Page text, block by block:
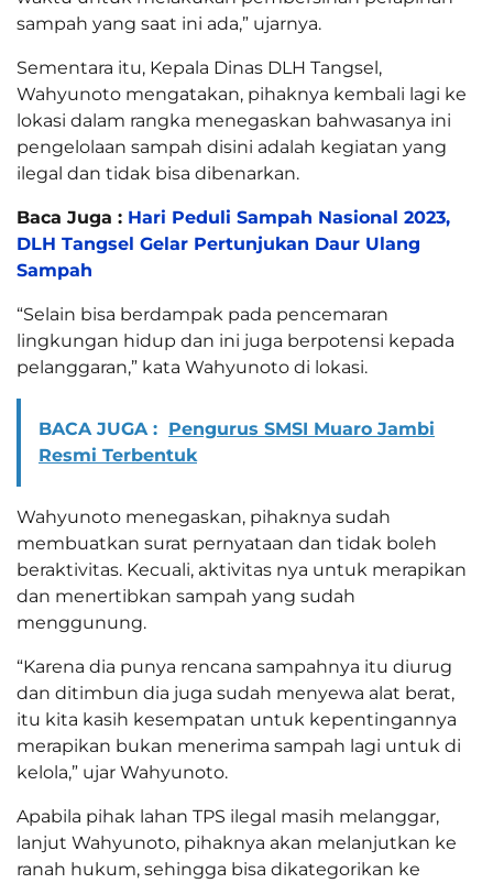
sampah yang saat ini ada,” ujarnya.
Sementara itu, Kepala Dinas DLH Tangsel,
Wahyunoto mengatakan, pihaknya kembali lagi ke
lokasi dalam rangka menegaskan bahwasanya ini
pengelolaan sampah disini adalah kegiatan yang
ilegal dan tidak bisa dibenarkan.
Baca Juga : Hari Peduli Sampah Nasional 2023,
DLH Tangsel Gelar Pertunjukan Daur Ulang
Sampah
“Selain bisa berdampak pada pencemaran
lingkungan hidup dan ini juga berpotensi kepada
pelanggaran,” kata Wahyunoto di lokasi.
BACA JUGA : Pengurus SMSI Muaro Jambi
Resmi Terbentuk
Wahyunoto menegaskan, pihaknya sudah
membuatkan surat pernyataan dan tidak boleh
beraktivitas. Kecuali, aktivitas nya untuk merapikan
dan menertibkan sampah yang sudah
menggunung.
“Karena dia punya rencana sampahnya itu diurug
dan ditimbun dia juga sudah menyewa alat berat,
itu kita kasih kesempatan untuk kepentingannya
merapikan bukan menerima sampah lagi untuk di
kelola,” ujar Wahyunoto.
Apabila pihak lahan TPS ilegal masih melanggar,
lanjut Wahyunoto, pihaknya akan melanjutkan ke
ranah hukum, sehingga bisa dikategorikan ke